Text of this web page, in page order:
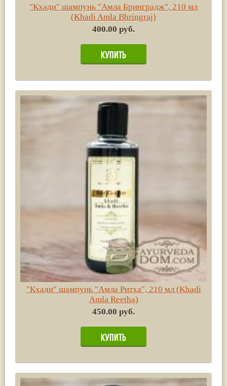
"Кхади" шампунь "Амла Бринградж", 210 мл
(Khadi Amla Bhringraj)
400.00 руб.
"Кхади" шампунь "Амла Ритха", 210 мл (Khadi
Amla Reetha)
450.00 руб.